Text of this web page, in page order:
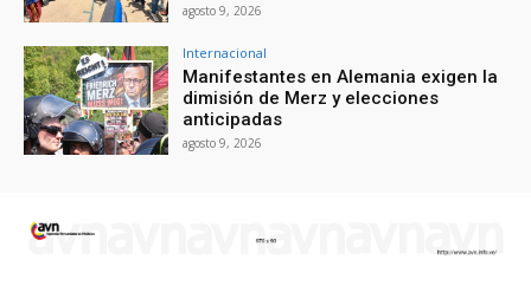
agosto 9, 2026
Internacional
Manifestantes en Alemania exigen la
dimisión de Merz y elecciones
anticipadas
agosto 9, 2026